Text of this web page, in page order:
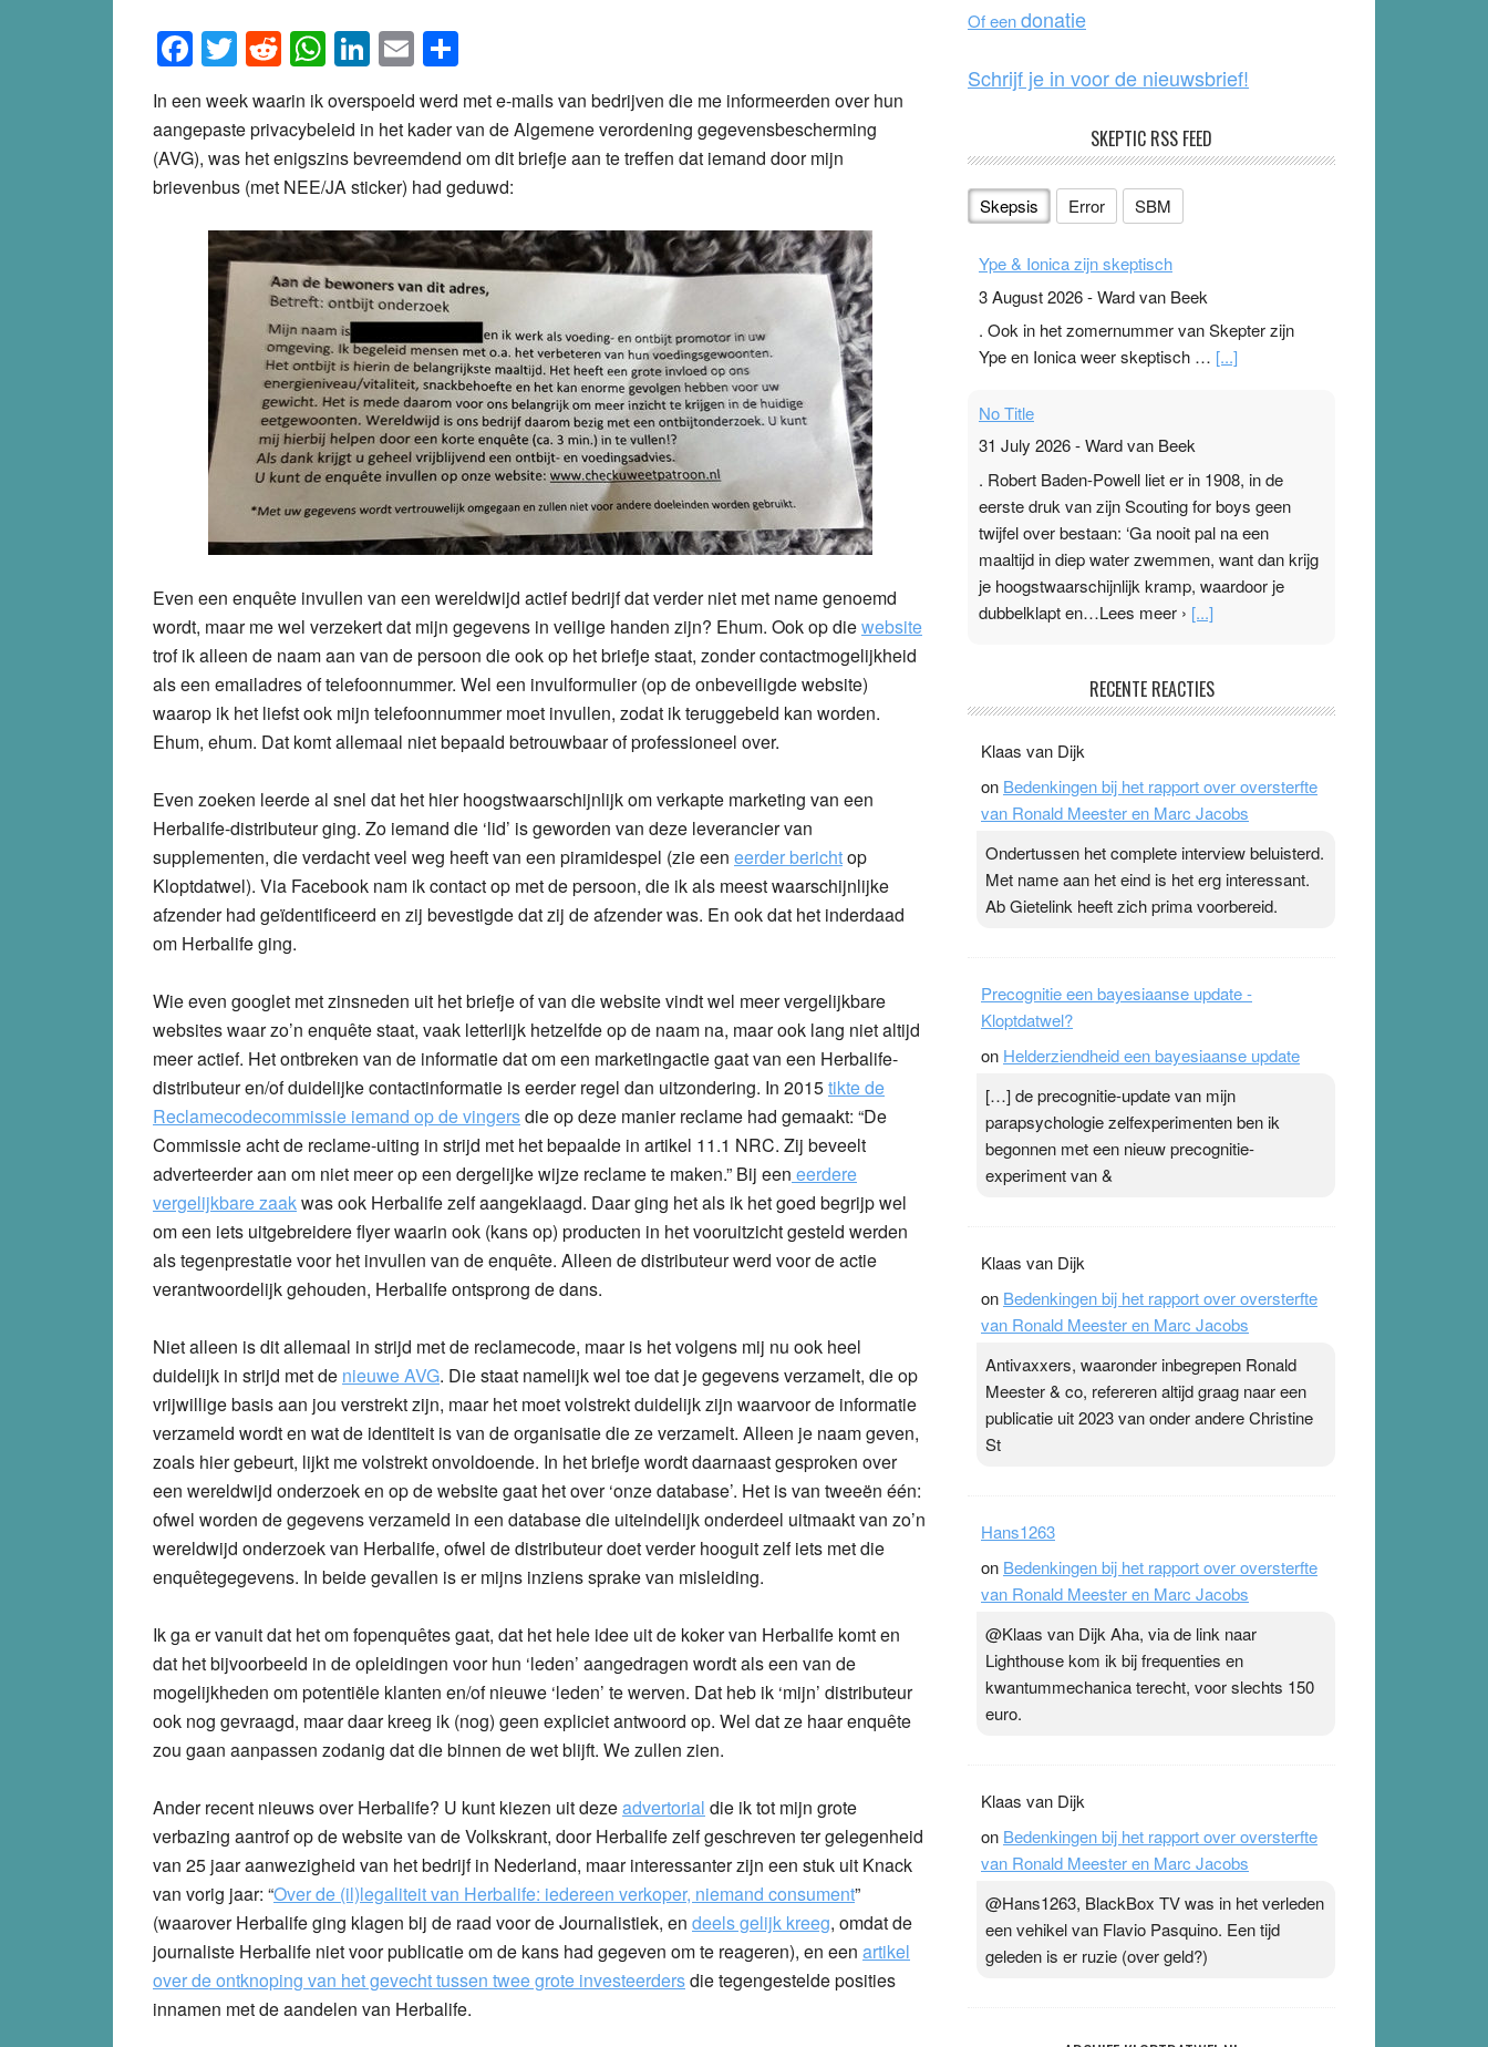
Facebook
Twitter
Reddit
WhatsApp
LinkedIn
Email
In een week waarin ik overspoeld werd met e-mails van bedrijven die me informeerden over hun
aangepaste privacybeleid in het kader van de Algemene verordening gegevensbescherming
(AVG), was het enigszins bevreemdend om dit briefje aan te treffen dat iemand door mijn
brievenbus (met NEE/JA sticker) had geduwd:
Even een enquête invullen van een wereldwijd actief bedrijf dat verder niet met name genoemd
wordt, maar me wel verzekert dat mijn gegevens in veilige handen zijn? Ehum. Ook op diewebsite
trof ik alleen de naam aan van de persoon die ook op het briefje staat, zonder contactmogelijkheid
als een emailadres of telefoonnummer. Wel een invulformulier (op de onbeveiligde website)
waarop ik het liefst ook mijn telefoonnummer moet invullen, zodat ik teruggebeld kan worden.
Ehum, ehum. Dat komt allemaal niet bepaald betrouwbaar of professioneel over.
Even zoeken leerde al snel dat het hier hoogstwaarschijnlijk om verkapte marketing van een
Herbalife-distributeur ging. Zo iemand die ‘lid’ is geworden van deze leverancier van
supplementen, die verdacht veel weg heeft van een piramidespel (zie een eerder berichtop
Kloptdatwel). Via Facebook nam ik contact op met de persoon, die ik als meest waarschijnlijke
afzender had geïdentificeerd en zij bevestigde dat zij de afzender was. En ook dat het inderdaad
om Herbalife ging.
Wie even googlet met zinsneden uit het briefje of van die website vindt wel meer vergelijkbare
websites waar zo’n enquête staat, vaak letterlijk hetzelfde op de naam na, maar ook lang niet altijd
meer actief. Het ontbreken van de informatie dat om een marketingactie gaat van een Herbalife-
distributeur en/of duidelijke contactinformatie is eerder regel dan uitzondering. In 2015tikte de
Reclamecodecommissie iemand op de vingersdie op deze manier reclame had gemaakt: “De
Commissie acht de reclame-uiting in strijd met het bepaalde in artikel 11.1 NRC. Zij beveelt
adverteerder aan om niet meer op een dergelijke wijze reclame te maken.” Bij een eerdere
vergelijkbare zaakwas ook Herbalife zelf aangeklaagd. Daar ging het als ik het goed begrijp wel
om een iets uitgebreidere flyer waarin ook (kans op) producten in het vooruitzicht gesteld werden
als tegenprestatie voor het invullen van de enquête. Alleen de distributeur werd voor de actie
verantwoordelijk gehouden, Herbalife ontsprong de dans.
Niet alleen is dit allemaal in strijd met de reclamecode, maar is het volgens mij nu ook heel
duidelijk in strijd met de nieuwe AVG. Die staat namelijk wel toe dat je gegevens verzamelt, die op
vrijwillige basis aan jou verstrekt zijn, maar het moet volstrekt duidelijk zijn waarvoor de informatie
verzameld wordt en wat de identiteit is van de organisatie die ze verzamelt. Alleen je naam geven,
zoals hier gebeurt, lijkt me volstrekt onvoldoende. In het briefje wordt daarnaast gesproken over
een wereldwijd onderzoek en op de website gaat het over ‘onze database’. Het is van tweeën één:
ofwel worden de gegevens verzameld in een database die uiteindelijk onderdeel uitmaakt van zo’n
wereldwijd onderzoek van Herbalife, ofwel de distributeur doet verder hooguit zelf iets met die
enquêtegegevens. In beide gevallen is er mijns inziens sprake van misleiding.
Ik ga er vanuit dat het om fopenquêtes gaat, dat het hele idee uit de koker van Herbalife komt en
dat het bijvoorbeeld in de opleidingen voor hun ‘leden’ aangedragen wordt als een van de
mogelijkheden om potentiële klanten en/of nieuwe ‘leden’ te werven. Dat heb ik ‘mijn’ distributeur
ook nog gevraagd, maar daar kreeg ik (nog) geen expliciet antwoord op. Wel dat ze haar enquête
zou gaan aanpassen zodanig dat die binnen de wet blijft. We zullen zien.
Ander recent nieuws over Herbalife? U kunt kiezen uit dezeadvertorial die ik tot mijn grote
verbazing aantrof op de website van de Volkskrant, door Herbalife zelf geschreven ter gelegenheid
van 25 jaar aanwezigheid van het bedrijf in Nederland, maar interessanter zijn een stuk uit Knack
van vorig jaar: “Over de (il)legaliteit van Herbalife: iedereen verkoper, niemand consument”
(waarover Herbalife ging klagen bij de raad voor de Journalistiek, en deels gelijk kreeg, omdat de
journaliste Herbalife niet voor publicatie om de kans had gegeven om te reageren), en een artikel
over de ontknoping van het gevecht tussen twee grote investeerdersdie tegengestelde posities
innamen met de aandelen van Herbalife.
k
Of eendonatie
Schrijf je in voor de nieuwsbrief!
SKEPTIC RSS FEED
Skepsis Error SBM
Ype & Ionica zijn skeptisch
3 August 2026-Ward van Beek
. Ook in het zomernummer van Skepter zijn
Ype en Ionica weer skeptisch … [...]
No Title
31 July 2026-Ward van Beek
. Robert Baden-Powell liet er in 1908, in de
eerste druk van zijn Scouting for boys geen
twijfel over bestaan: ‘Ga nooit pal na een
maaltijd in diep water zwemmen, want dan krijg
je hoogstwaarschijnlijk kramp, waardoor je
dubbelklapt en…Lees meer › [...]
Ward van Beek
topsporters. Ze hopen ermee hun hartslag te
verlagen terwijl ze meer zuurstof opnemen.
Daarop heeft zo’n pleister geen effect. Maar het
zijn. Door…Lees meer Pleisterplakkers in de
topspsort › [...]
RECENTE REACTIES
Klaas van Dijk
on Bedenkingen bij het rapport over oversterfte
van Ronald Meester en Marc Jacobs
Ondertussen het complete interview beluisterd.
Met name aan het eind is het erg interessant.
Ab Gietelink heeft zich prima voorbereid.
Precognitie een bayesiaanse update -
Kloptdatwel?
on Helderziendheid een bayesiaanse update
[…] de precognitie-update van mijn
parapsychologie zelfexperimenten ben ik
begonnen met een nieuw precognitie-
experiment van &
Klaas van Dijk
on Bedenkingen bij het rapport over oversterfte
van Ronald Meester en Marc Jacobs
Antivaxxers, waaronder inbegrepen Ronald
Meester & co, refereren altijd graag naar een
publicatie uit 2023 van onder andere Christine
St
Hans1263
on Bedenkingen bij het rapport over oversterfte
van Ronald Meester en Marc Jacobs
@Klaas van Dijk Aha, via de link naar
Lighthouse kom ik bij frequenties en
kwantummechanica terecht, voor slechts 150
euro.
Klaas van Dijk
on Bedenkingen bij het rapport over oversterfte
van Ronald Meester en Marc Jacobs
@Hans1263, BlackBox TV was in het verleden
een vehikel van Flavio Pasquino. Een tijd
geleden is er ruzie (over geld?)